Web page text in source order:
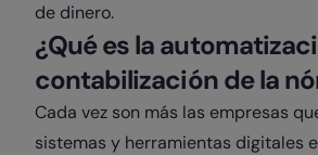
de dinero.
¿Qué es la
contabilización de la
Cada vez son más las empresas
sistemas y herramientas digitales